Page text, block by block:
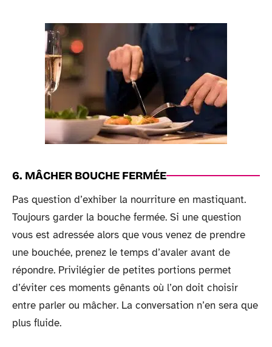
6. MÂCHER BOUCHE FERMÉE
Pas question d’exhiber la nourriture en mastiquant.
Toujours garder la bouche fermée. Si une question
vous est adressée alors que vous venez de prendre
une bouchée, prenez le temps d’avaler avant de
répondre. Privilégier de petites portions permet
d’éviter ces moments gênants où l’on doit choisir
entre parler ou mâcher. La conversation n’en sera que
plus fluide.